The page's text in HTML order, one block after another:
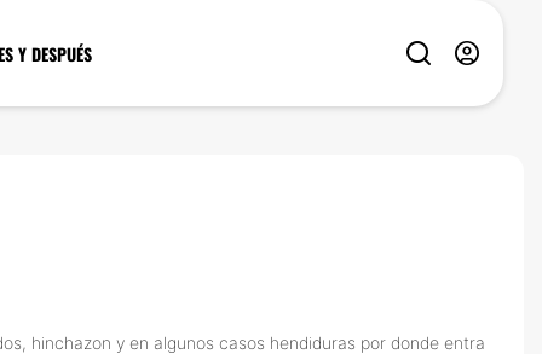
Y DESPUÉS
hinchazon y en algunos casos hendiduras por donde entra